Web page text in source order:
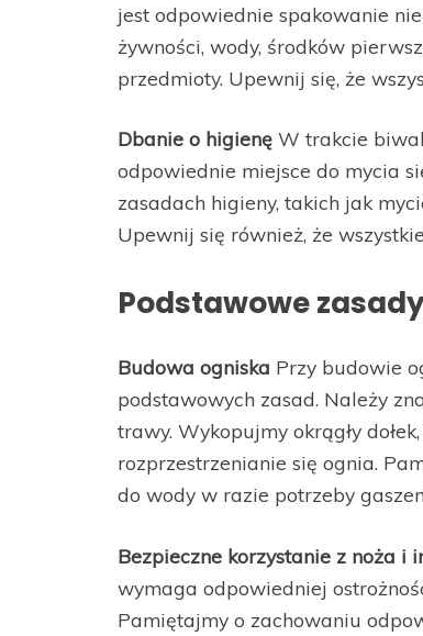
jest odpowiednie spakowanie
żywności, wody, środków
przedmioty. Upewnij się, że
Dbanie o higienę W trakcie
odpowiednie miejsce do mycia
zasadach higieny, takich jak
Upewnij się również, że
Podstawowe
Budowa ogniska Przy budowie
podstawowych zasad. Należy
trawy. Wykopujmy okrągły
rozprzestrzenianie się ognia.
do wody w razie potrzeby
Bezpieczne korzystanie z noża i
wymaga odpowiedniej
Pamiętajmy o zachowaniu